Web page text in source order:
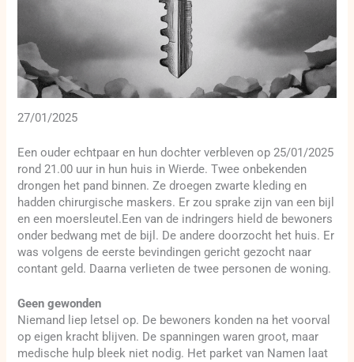
27/01/2025
Een ouder echtpaar en hun dochter verbleven op 25/01/2025
rond 21.00 uur in hun huis in Wierde. Twee onbekenden
drongen het pand binnen. Ze droegen zwarte kleding en
hadden chirurgische maskers. Er zou sprake zijn van een bijl
en een moersleutel.Een van de indringers hield de bewoners
onder bedwang met de bijl. De andere doorzocht het huis. Er
was volgens de eerste bevindingen gericht gezocht naar
contant geld. Daarna verlieten de twee personen de woning.
Geen gewonden
Niemand liep letsel op. De bewoners konden na het voorval
op eigen kracht blijven. De spanningen waren groot, maar
medische hulp bleek niet nodig. Het parket van Namen laat